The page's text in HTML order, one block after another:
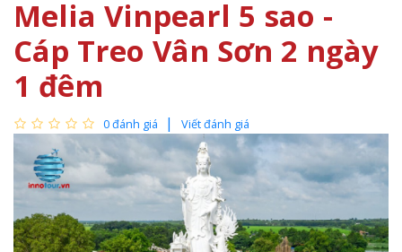
Melia Vinpearl 5 sao -
Cáp Treo Vân Sơn 2 ngày
1 đêm
0 đánh giá Viết đánh giá